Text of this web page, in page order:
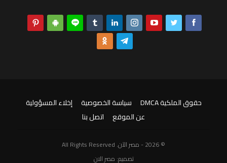
حقوق الملكية DMCA سياسة الخصوصية
إخلاء المسؤولية
عن الموقع
اتصل بنا
© 2026 - مصر الآن. All Rights Reserved
تصميم: مصر الان